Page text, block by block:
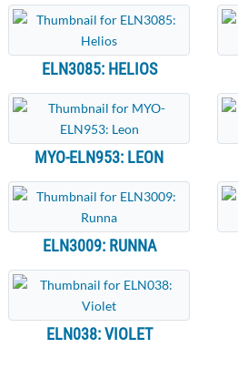
ELN3085: HELIOS
MYO-ELN953: LEON
ELN3009: RUNNA
ELN038: VIOLET